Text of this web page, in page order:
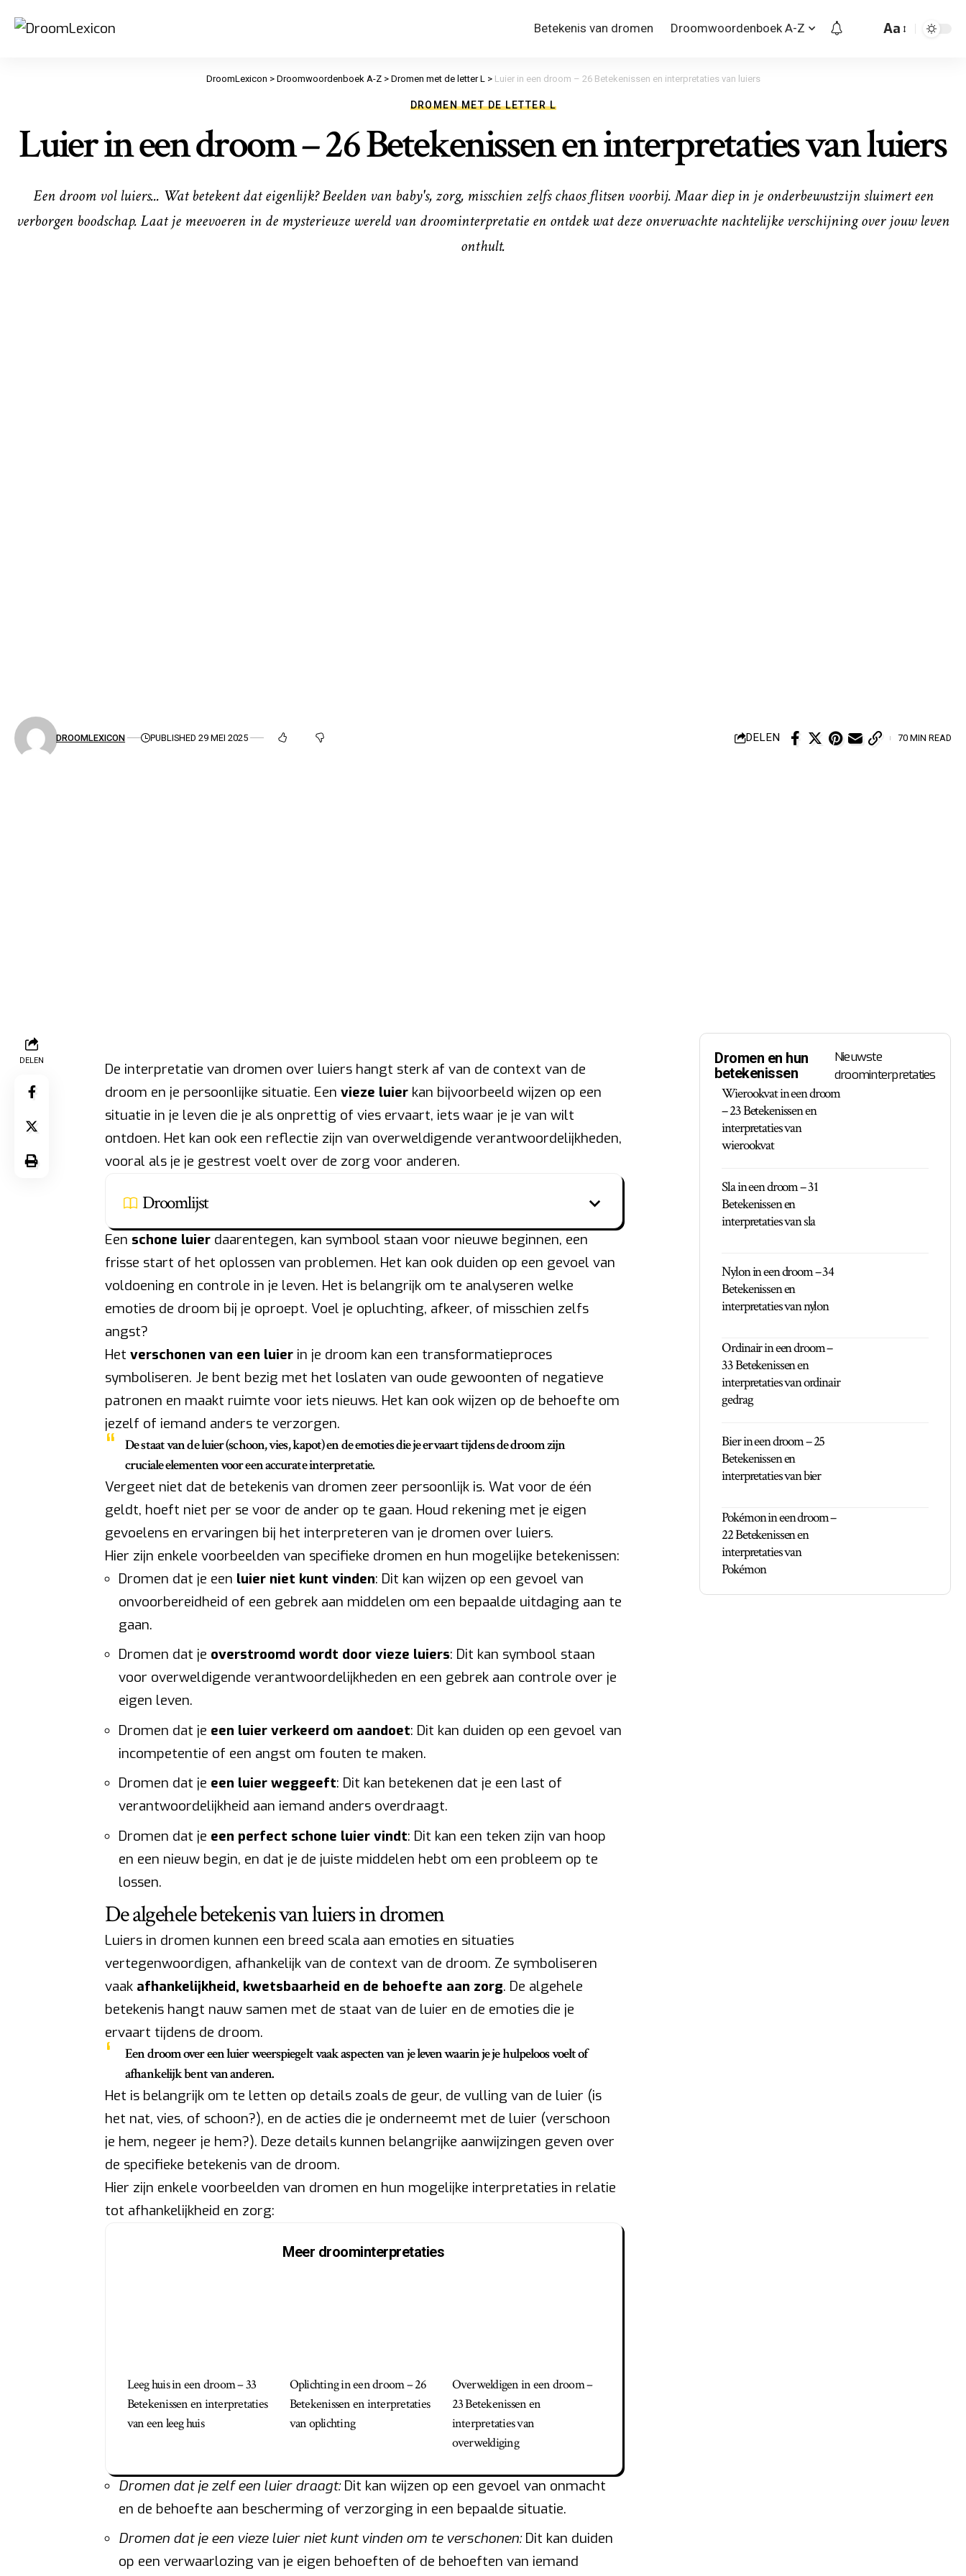
Betekenis van dromen Droomwoordenboek A-Z Aa
DroomLexicon > Droomwoordenboek A-Z> Dromen met de letter L> Luier in een droom – 26 Betekenissen en interpretaties van luiers
DROMEN MET DE LETTER L
Luier in een droom – 26 Betekenissen en interpretaties van luiers
Een droom vol luiers... Wat betekent dat eigenlijk? Beelden van baby's, zorg, misschien zelfs chaos flitsen voorbij. Maar diep in je onderbewustzijn sluimert een
verborgen boodschap. Laat je meevoeren in de mysterieuze wereld van droominterpretatie en ontdek wat deze onverwachte nachtelijke verschijning over jouw leven
onthult.
DROOMLEXICON PUBLISHED 29 MEI 2025 DELEN 70 MIN READ
DELEN
De interpretatie van dromen over luiers hangt sterk af van de context van de
droom en je persoonlijke situatie. Een vieze luierkan bijvoorbeeld wijzen op een
situatie in je leven die je als onprettig of vies ervaart, iets waar je je van wilt
ontdoen. Het kan ook een reflectie zijn van overweldigende verantwoordelijkheden,
vooral als je je gestrest voelt over de zorg voor anderen.
Droomlijst
Een schone luierdaarentegen, kan symbool staan voor nieuwe beginnen, een
frisse start of het oplossen van problemen. Het kan ook duiden op een gevoel van
voldoening en controle in je leven. Het is belangrijk om te analyseren welke
emoties de droom bij je oproept. Voel je opluchting, afkeer, of misschien zelfs
angst?
Het verschonen van een luierin je droom kan een transformatieproces
symboliseren. Je bent bezig met het loslaten van oude gewoonten of negatieve
patronen en maakt ruimte voor iets nieuws. Het kan ook wijzen op de behoefte om
jezelf of iemand anders te verzorgen.
De staat van de luier (schoon, vies, kapot) en de emoties die je ervaart tijdens de droom zijn
cruciale elementen voor een accurate interpretatie.
Vergeet niet dat de betekenis van dromen zeer persoonlijk is. Wat voor de één
geldt, hoeft niet per se voor de ander op te gaan. Houd rekening met je eigen
gevoelens en ervaringen bij het interpreteren van je dromen over luiers.
Hier zijn enkele voorbeelden van specifieke dromen en hun mogelijke betekenissen:
Dromen dat je een luier niet kunt vinden: Dit kan wijzen op een gevoel van
onvoorbereidheid of een gebrek aan middelen om een bepaalde uitdaging aan te
gaan.
Dromen dat je overstroomd wordt door vieze luiers: Dit kan symbool staan
voor overweldigende verantwoordelijkheden en een gebrek aan controle over je
eigen leven.
Dromen dat je een luier verkeerd om aandoet: Dit kan duiden op een gevoel van
incompetentie of een angst om fouten te maken.
Dromen dat je een luier weggeeft: Dit kan betekenen dat je een last of
verantwoordelijkheid aan iemand anders overdraagt.
Dromen dat je een perfect schone luier vindt: Dit kan een teken zijn van hoop
en een nieuw begin, en dat je de juiste middelen hebt om een probleem op te
lossen.
De algehele betekenis van luiers in dromen
Luiers in dromen kunnen een breed scala aan emoties en situaties
vertegenwoordigen, afhankelijk van de context van de droom. Ze symboliseren
vaak afhankelijkheid, kwetsbaarheid en de behoefte aan zorg. De algehele
betekenis hangt nauw samen met de staat van de luier en de emoties die je
ervaart tijdens de droom.
Een droom over een luier weerspiegelt vaak aspecten van je leven waarin je je hulpeloos voelt of
afhankelijk bent van anderen.
Het is belangrijk om te letten op details zoals de geur, de vulling van de luier (is
het nat, vies, of schoon?), en de acties die je onderneemt met de luier (verschoon
je hem, negeer je hem?). Deze details kunnen belangrijke aanwijzingen geven over
de specifieke betekenis van de droom.
Hier zijn enkele voorbeelden van dromen en hun mogelijke interpretaties in relatie
tot afhankelijkheid en zorg:
Meer droominterpretaties
Leeg huis in een droom – 33
Betekenissen en interpretaties
van een leeg huis
Oplichting in een droom – 26
Betekenissen en interpretaties
van oplichting
Overweldigen in een droom –
23 Betekenissen en
interpretaties van
overweldiging
Dromen dat je zelf een luier draagt:Dit kan wijzen op een gevoel van onmacht
en de behoefte aan bescherming of verzorging in een bepaalde situatie.
Dromen dat je een vieze luier niet kunt vinden om te verschonen:Dit kan duiden
op een verwaarlozing van je eigen behoeften of de behoeften van iemand
Dromen en hun
betekenissen
Nieuwste
droominterpretaties
Wierookvat in een droom
– 23 Betekenissen en
interpretaties van
wierookvat
Sla in een droom – 31
Betekenissen en
interpretaties van sla
Nylon in een droom – 34
Betekenissen en
interpretaties van nylon
Ordinair in een droom –
33 Betekenissen en
interpretaties van ordinair
gedrag
Bier in een droom – 25
Betekenissen en
interpretaties van bier
Pokémon in een droom –
22 Betekenissen en
interpretaties van
Pokémon